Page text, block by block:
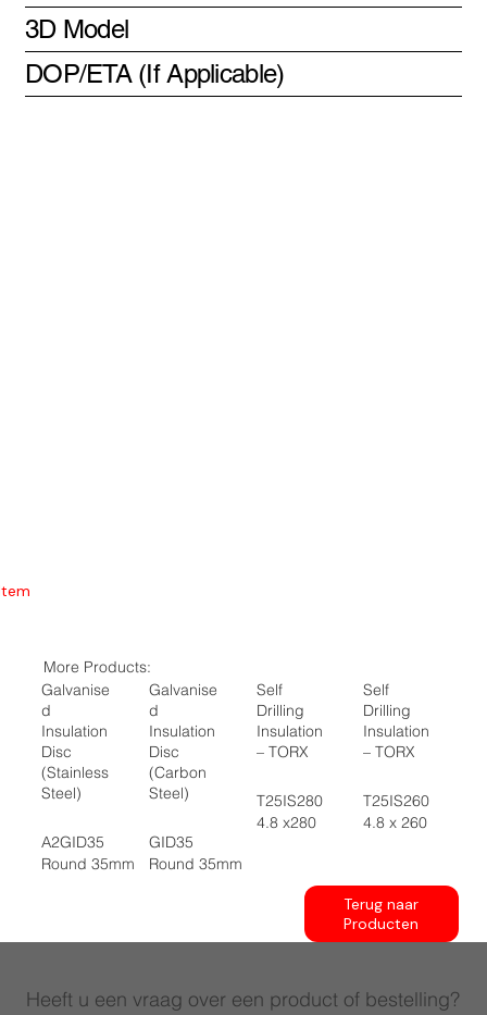
3D Model
DOP/ETA (If Applicable)
More Products:
Galvanise
d
Insulation
Disc
(Stainless
Steel)
A2GID35
Round 35mm
Galvanise
d
Insulation
Disc
(Carbon
Steel)
GID35
Round 35mm
Self
Drilling
Insulation
– TORX
T25IS280
4.8 x280
Self
Drilling
Insulation
– TORX
T25IS260
4.8 x 260
Terug naar
Producten
Heeft u een vraag over een product of bestelling?